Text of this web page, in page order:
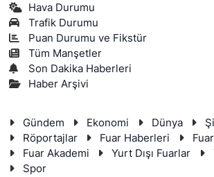
Hava Durumu
Trafik Durumu
Puan Durumu ve Fikstür
Tüm Manşetler
Son Dakika Haberleri
Haber Arşivi
Gündem Ekonomi Dünya
Röportajlar
Fuar Haberleri
Fuar Akademi
Yurt Dışı Fuarlar
Spor